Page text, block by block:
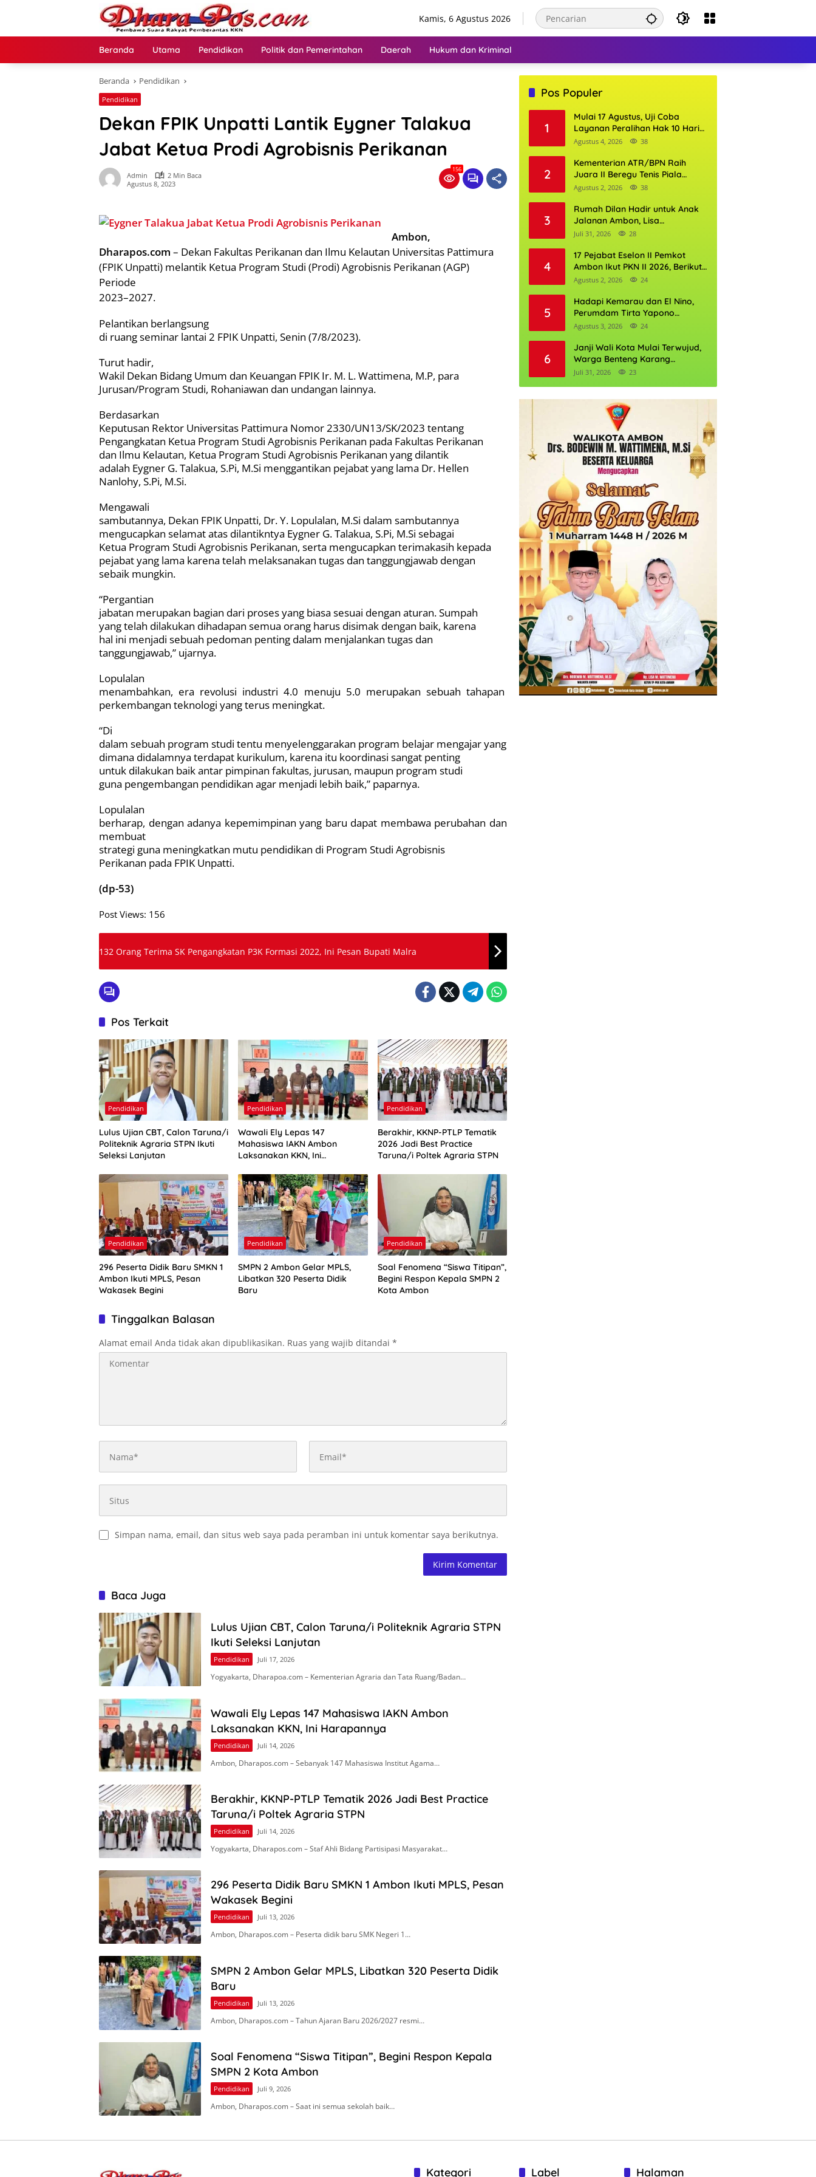
Kamis, 6 Agustus 2026
Beranda Utama Pendidikan Politik dan Pemerintahan Daerah Hukum dan Kriminal
Beranda Pendidikan
Pendidikan
Dekan FPIK Unpatti Lantik Eygner Talakua
Jabat Ketua Prodi Agrobisnis Perikanan
Admin
2 Min Baca
Agustus 8, 2023
156
Ambon,
Dharapos.com – Dekan Fakultas Perikanan dan Ilmu Kelautan Universitas Pattimura
(FPIK Unpatti) melantik Ketua Program Studi (Prodi) Agrobisnis Perikanan (AGP)
Periode
2023–2027.
Pelantikan berlangsung
di ruang seminar lantai 2 FPIK Unpatti, Senin (7/8/2023).
Turut hadir,
Wakil Dekan Bidang Umum dan Keuangan FPIK Ir. M. L. Wattimena, M.P, para
Jurusan/Program Studi, Rohaniawan dan undangan lainnya.
Berdasarkan
Keputusan Rektor Universitas Pattimura Nomor 2330/UN13/SK/2023 tentang
Pengangkatan Ketua Program Studi Agrobisnis Perikanan pada Fakultas Perikanan
dan Ilmu Kelautan, Ketua Program Studi Agrobisnis Perikanan yang dilantik
adalah Eygner G. Talakua, S.Pi, M.Si menggantikan pejabat yang lama Dr. Hellen
Nanlohy, S.Pi, M.Si.
Mengawali
sambutannya, Dekan FPIK Unpatti, Dr. Y. Lopulalan, M.Si dalam sambutannya
mengucapkan selamat atas dilantikntya Eygner G. Talakua, S.Pi, M.Si sebagai
Ketua Program Studi Agrobisnis Perikanan, serta mengucapkan terimakasih kepada
pejabat yang lama karena telah melaksanakan tugas dan tanggungjawab dengan
sebaik mungkin.
“Pergantian
jabatan merupakan bagian dari proses yang biasa sesuai dengan aturan. Sumpah
yang telah dilakukan dihadapan semua orang harus disimak dengan baik, karena
hal ini menjadi sebuah pedoman penting dalam menjalankan tugas dan
tanggungjawab,” ujarnya.
Lopulalan
menambahkan, era revolusi industri 4.0 menuju 5.0 merupakan sebuah tahapan
perkembangan teknologi yang terus meningkat.
“Di
dalam sebuah program studi tentu menyelenggarakan program belajar mengajar yang
dimana didalamnya terdapat kurikulum, karena itu koordinasi sangat penting
untuk dilakukan baik antar pimpinan fakultas, jurusan, maupun program studi
guna pengembangan pendidikan agar menjadi lebih baik,” paparnya.
Lopulalan
berharap, dengan adanya kepemimpinan yang baru dapat membawa perubahan dan
membuat
strategi guna meningkatkan mutu pendidikan di Program Studi Agrobisnis
Perikanan pada FPIK Unpatti.
(dp-53)
Post Views: 156
132 Orang Terima SK Pengangkatan P3K Formasi 2022, Ini Pesan Bupati Malra
Pos Terkait
Pendidikan
Lulus Ujian CBT, Calon Taruna/i
Politeknik Agraria STPN Ikuti
Seleksi Lanjutan
Pendidikan
Wawali Ely Lepas 147
Mahasiswa IAKN Ambon
Laksanakan KKN, Ini
Pendidikan
Berakhir, KKNP-PTLP Tematik
2026 Jadi Best Practice
Taruna/i Poltek Agraria STPN
Pendidikan
296 Peserta Didik Baru SMKN 1
Ambon Ikuti MPLS, Pesan
Wakasek Begini
Pendidikan
SMPN 2 Ambon Gelar MPLS,
Libatkan 320 Peserta Didik
Baru
Pendidikan
Soal Fenomena “Siswa Titipan”,
Begini Respon Kepala SMPN 2
Kota Ambon
Tinggalkan Balasan
Alamat email Anda tidak akan dipublikasikan. Ruas yang wajib ditandai *
Simpan nama, email, dan situs web saya pada peramban ini untuk komentar saya berikutnya.
Baca Juga
Lulus Ujian CBT, Calon Taruna/i Politeknik Agraria STPN
Ikuti Seleksi Lanjutan
Pendidikan Juli 17, 2026
Yogyakarta, Dharapoa.com – Kementerian Agraria dan Tata Ruang/Badan…
Wawali Ely Lepas 147 Mahasiswa IAKN Ambon
Laksanakan KKN, Ini Harapannya
Pendidikan Juli 14, 2026
Ambon, Dharapos.com – Sebanyak 147 Mahasiswa Institut Agama…
Berakhir, KKNP-PTLP Tematik 2026 Jadi Best Practice
Taruna/i Poltek Agraria STPN
Pendidikan Juli 14, 2026
Yogyakarta, Dharapos.com – Staf Ahli Bidang Partisipasi Masyarakat…
296 Peserta Didik Baru SMKN 1 Ambon Ikuti MPLS, Pesan
Wakasek Begini
Pendidikan Juli 13, 2026
Ambon, Dharapos.com – Peserta didik baru SMK Negeri 1…
SMPN 2 Ambon Gelar MPLS, Libatkan 320 Peserta Didik
Baru
Pendidikan Juli 13, 2026
Ambon, Dharapos.com – Tahun Ajaran Baru 2026/2027 resmi…
Soal Fenomena “Siswa Titipan”, Begini Respon Kepala
SMPN 2 Kota Ambon
Pendidikan Juli 9, 2026
Ambon, Dharapos.com – Saat ini semua sekolah baik…
Pos Populer
1
Mulai 17 Agustus, Uji Coba
Layanan Peralihan Hak 10 Hari
di 15 Kantor Pertanahan
Agustus 4, 2026 38
2
Kementerian ATR/BPN Raih
Juara II Beregu Tenis Piala
Gubernur DKI Jakarta 2026
Agustus 2, 2026 38
3
Rumah Dilan Hadir untuk Anak
Jalanan Ambon, Lisa
Wattimena: Tak Ada Anak yang
Depannya
Juli 31, 2026 28
4
17 Pejabat Eselon II Pemkot
Ambon Ikut PKN II 2026, Berikut
Daftarnya
Agustus 2, 2026 24
5
Hadapi Kemarau dan El Nino,
Perumdam Tirta Yapono
Perkuat Cadangan Air Ambon
Agustus 3, 2026 24
6
Janji Wali Kota Mulai Terwujud,
Warga Benteng Karang
Ditargetkan Nikmati Air Bersih
Juli 31, 2026 23
Kategori Label Halaman